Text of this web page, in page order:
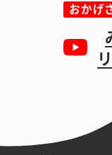
おかげ